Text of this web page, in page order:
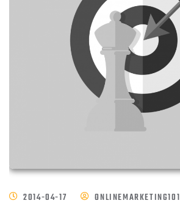
2014-04-17 ONLINEMARKETING101